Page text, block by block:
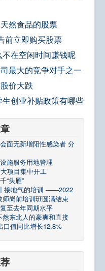
然食品的股票
前立即购买股票
在空闲时间赚钱呢
最大的竞争对手之一
价大跌
创业补贴政策有哪些
面无新增阳性感染者 分
施服务用地管理
项目集中开工
“头雁”
接地气的培训 ——2022
岗前培训班圆满结束
至去年同期水平
东北人的豪爽和直接
口值同比增长12.8%